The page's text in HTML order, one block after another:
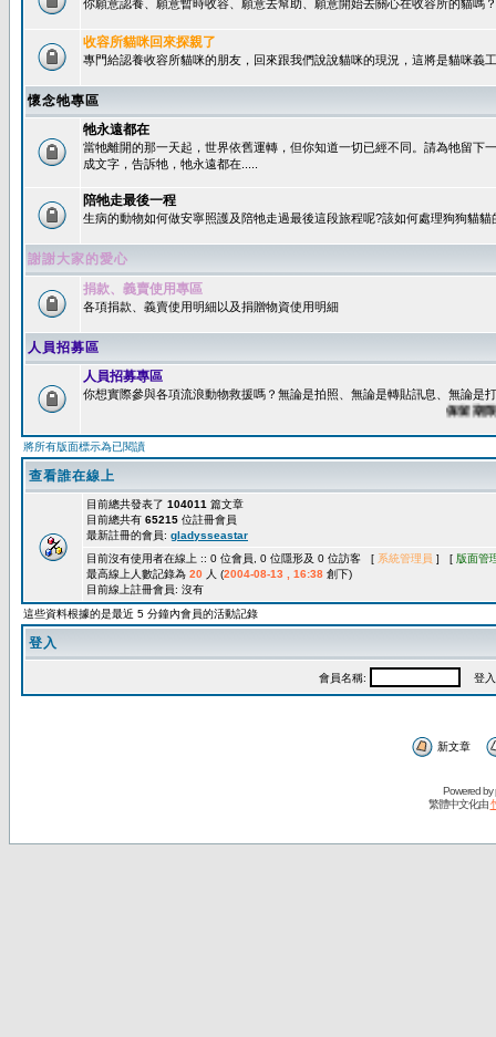
你願意認養、願意暫時收容、願意去幫助、願意開始去關心在收容所的貓嗎？
收容所貓咪回來探親了
專門給認養收容所貓咪的朋友，回來跟我們說說貓咪的現況，這將是貓咪義
懷念牠專區
牠永遠都在
當牠離開的那一天起，世界依舊運轉，但你知道一切已經不同。請為牠留下
成文字，告訴牠，牠永遠都在.....
陪牠走最後一程
生病的動物如何做安寧照護及陪牠走過最後這段旅程呢?該如何處理狗狗貓貓
謝謝大家的愛心
捐款、義賣使用專區
各項捐款、義賣使用明細以及捐贈物資使用明細
人員招募區
人員招募專區
你想實際參與各項流浪動物救援嗎？無論是拍照、無論是轉貼訊息、無論是
保留期限：
將所有版面標示為已閱讀
查看誰在線上
目前總共發表了 104011 篇文章
目前總共有 65215 位註冊會員
最新註冊的會員: gladysseastar
目前沒有使用者在線上 :: 0 位會員, 0 位隱形及 0 位訪客 [ 系統管理員 ] [ 版面管
最高線上人數記錄為 20 人 (2004-08-13 , 16:38 創下)
目前線上註冊會員: 沒有
這些資料根據的是最近 5 分鐘內會員的活動記錄
登入
會員名稱: 登入
新文章
Powered by
繁體中文化由